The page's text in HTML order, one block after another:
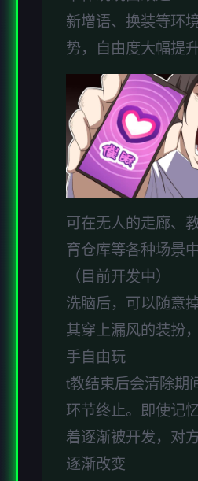
新增语、换装等环
势，自由度大幅提
可在无人的走廊、
育仓库等各种场景
（目前开发中）
洗脑后，可以随意
其穿上漏风的装扮
手自由玩
t教结束后会清除期
环节终止。即使记
着逐渐被开发，对
逐渐改变